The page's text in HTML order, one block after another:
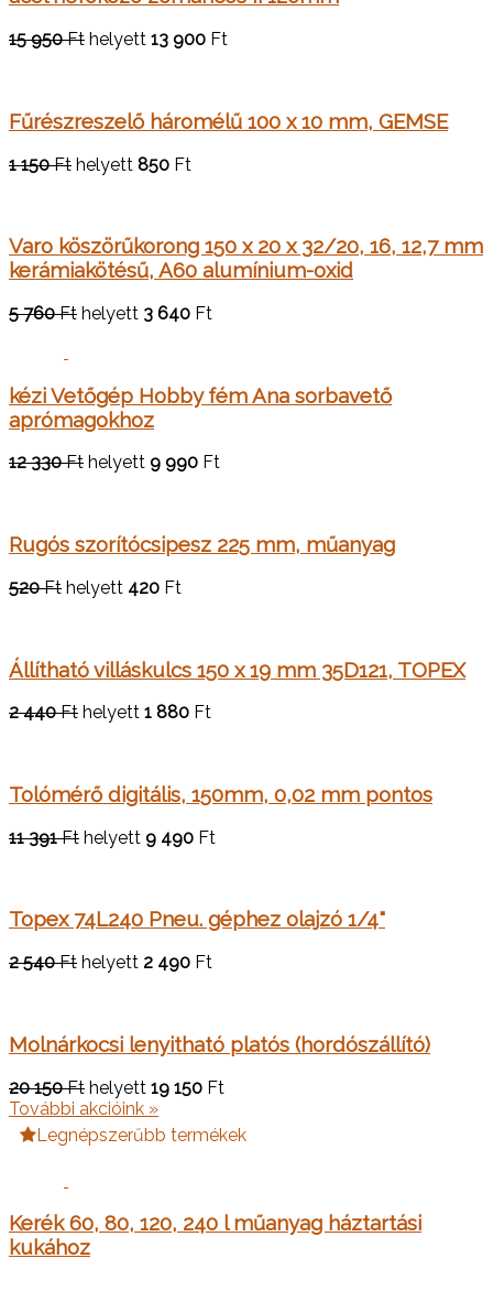
15 950 Ft helyett 13 900 Ft
Fűrészreszelő háromélű 100 x 10 mm, GEMSE
1 150 Ft helyett 850 Ft
Varo köszörűkorong 150 x 20 x 32/20, 16, 12,7 mm
kerámiakötésű, A60 alumínium-oxid
5 760 Ft helyett 3 640 Ft
kézi Vetőgép Hobby fém Ana sorbavető
aprómagokhoz
12 330 Ft helyett 9 990 Ft
Rugós szorítócsipesz 225 mm, műanyag
520 Ft helyett 420 Ft
Állítható villáskulcs 150 x 19 mm 35D121, TOPEX
2 440 Ft helyett 1 880 Ft
Tolómérő digitális, 150mm, 0,02 mm pontos
11 391 Ft helyett 9 490 Ft
Topex 74L240 Pneu. géphez olajzó 1/4"
2 540 Ft helyett 2 490 Ft
Molnárkocsi lenyitható platós (hordószállító)
20 150 Ft helyett 19 150 Ft
További akcióink »
Legnépszerűbb termékek
Kerék 60, 80, 120, 240 l műanyag háztartási
kukához